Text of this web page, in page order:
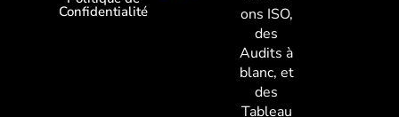
ons ISO,
des
Audits à
blanc, et
des
Tableau
Confidentialité